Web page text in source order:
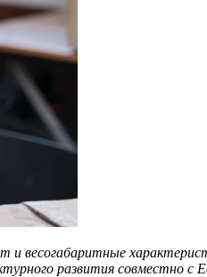
весогабаритные
развития совместно с